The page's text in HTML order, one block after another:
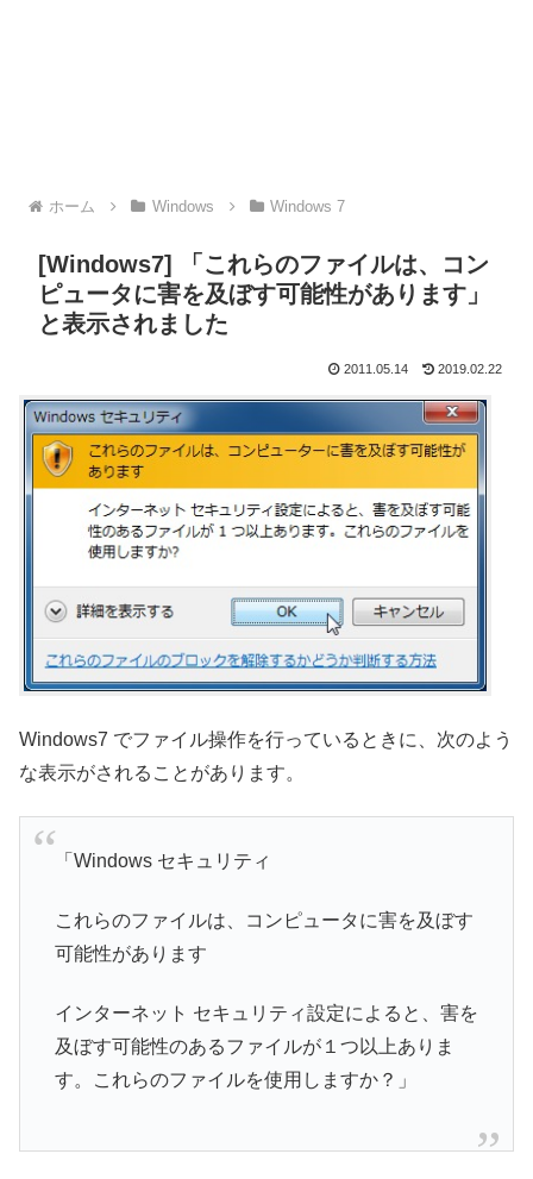
ホーム Windows Windows 7
[Windows7] 「これらのファイルは、コン
ピュータに害を及ぼす可能性があります」
と表示されました
2011.05.14 2019.02.22
Windows7 でファイル操作を行っているときに、次のよう
な表示がされることがあります。
「Windows セキュリティ
これらのファイルは、コンピュータに害を及ぼす
可能性があります
インターネット セキュリティ設定によると、害を
及ぼす可能性のあるファイルが１つ以上ありま
す。これらのファイルを使用しますか？」